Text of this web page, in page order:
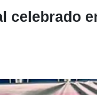
celebrado